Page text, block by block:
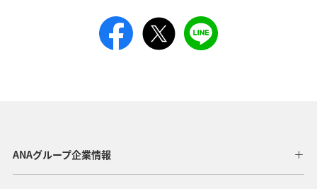
ANAグループ企業情報